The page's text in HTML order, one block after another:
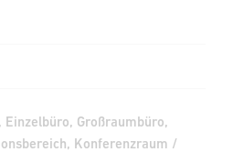
Großraumbüro,
Konferenzraum /